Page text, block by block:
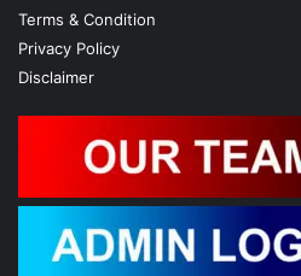
Terms & Condition
Privacy Policy
Disclaimer